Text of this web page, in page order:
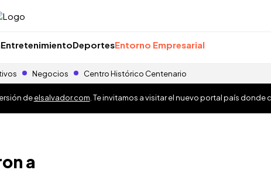
EntretenimientoDeportesEntorno Empresarial
Negocios Centro Histórico Centenario
deelsalvador.com . Te invitamos a visitar el nuevo portal país
a